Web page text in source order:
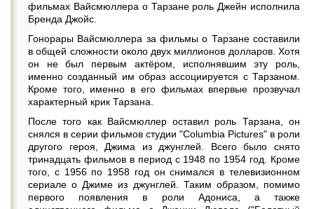
фильмах Вайсмюллера о Тарзане роль Джейн исполнила
Бренда Джойс.
Гонорары Вайсмюллера за фильмы о Тарзане составили
в общей сложности около двух миллионов долларов. Хотя
он не был первым актёром, исполнявшим эту роль,
именно созданный им образ ассоциируется с Тарзаном.
Кроме того, именно в его фильмах впервые прозвучал
характерный крик Тарзана.
После того как Вайсмюллер оставил роль Тарзана, он
снялся в серии фильмов студии "Columbia Pictures" в роли
другого героя, Джима из джунглей. Всего было снято
тринадцать фильмов в период с 1948 по 1954 год. Кроме
того, с 1956 по 1958 год он снимался в телевизионном
сериале о Джиме из джунглей. Таким образом, помимо
первого появления в роли Адониса, а также